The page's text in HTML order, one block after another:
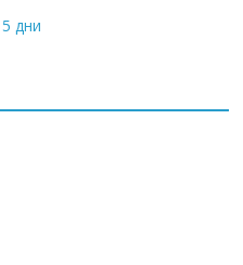
дни